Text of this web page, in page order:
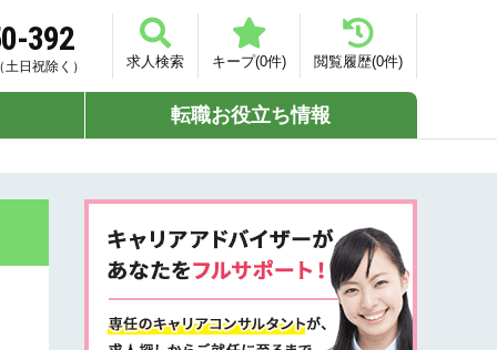
392
日祝除く） 求人検索 キープ(0件) 閲覧履歴(0件)
転職お役立ち情報